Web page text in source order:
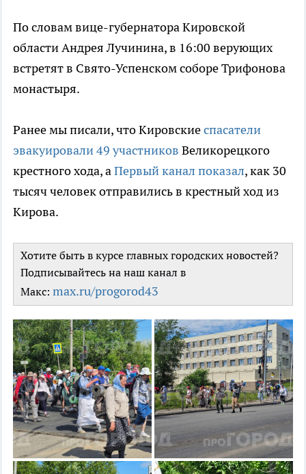
По словам вице-губернатора Кировской
области Андрея Лучинина, в 16:00 верующих
встретят в Свято-Успенском соборе Трифонова
монастыря.
Ранее мы писали, что Кировскиеспасатели
эвакуировали 49 участников Великорецкого
крестного хода, аПервый канал показал, как 30
тысяч человек отправились в крестный ход из
Кирова.
Хотите быть в курсе главных городских новостей?
Подписывайтесь на наш канал в
Maкс: max.ru/progorod43